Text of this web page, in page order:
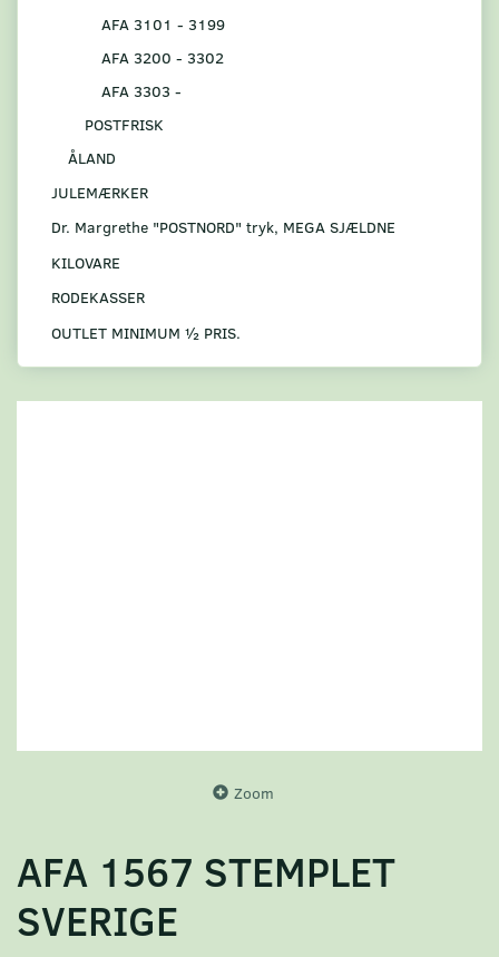
AFA 3101 - 3199
AFA 3200 - 3302
AFA 3303 -
POSTFRISK
ÅLAND
JULEMÆRKER
Dr. Margrethe "POSTNORD" tryk, MEGA SJÆLDNE
KILOVARE
RODEKASSER
OUTLET MINIMUM ½ PRIS.
Zoom
AFA 1567 STEMPLET
SVERIGE